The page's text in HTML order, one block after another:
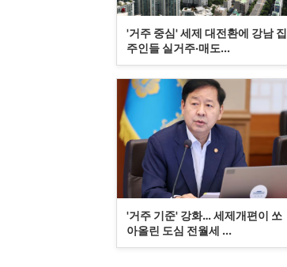
'거주 중심' 세제 대전환에 강남 집
주인들 실거주·매도...
'거주 기준' 강화… 세제개편이 쏘
아올린 도심 전월세 ...